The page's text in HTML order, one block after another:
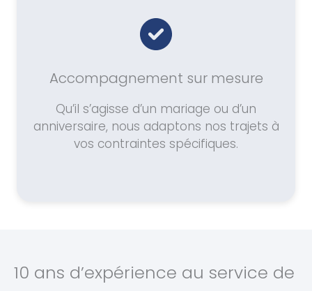
Accompagnement sur mesure
Qu’il s’agisse d’un mariage ou d’un
anniversaire, nous adaptons nos trajets à
vos contraintes spécifiques.
10 ans d’expérience au service de